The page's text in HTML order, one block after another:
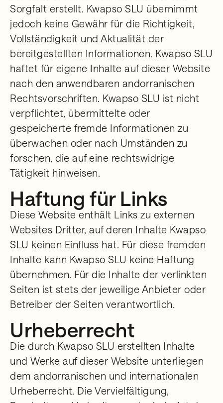
Sorgfalt erstellt. Kwapso SLU übernimmt
jedoch keine Gewähr für die Richtigkeit,
Vollständigkeit und Aktualität der
bereitgestellten Informationen. Kwapso SLU
haftet für eigene Inhalte auf dieser Website
nach den anwendbaren andorranischen
Rechtsvorschriften. Kwapso SLU ist nicht
verpflichtet, übermittelte oder
gespeicherte fremde Informationen zu
überwachen oder nach Umständen zu
forschen, die auf eine rechtswidrige
Tätigkeit hinweisen.
Haftung für Links
Diese Website enthält Links zu externen
Websites Dritter, auf deren Inhalte Kwapso
SLU keinen Einfluss hat. Für diese fremden
Inhalte kann Kwapso SLU keine Haftung
übernehmen. Für die Inhalte der verlinkten
Seiten ist stets der jeweilige Anbieter oder
Betreiber der Seiten verantwortlich.
Urheberrecht
Die durch Kwapso SLU erstellten Inhalte
und Werke auf dieser Website unterliegen
dem andorranischen und internationalen
Urheberrecht. Die Vervielfältigung,